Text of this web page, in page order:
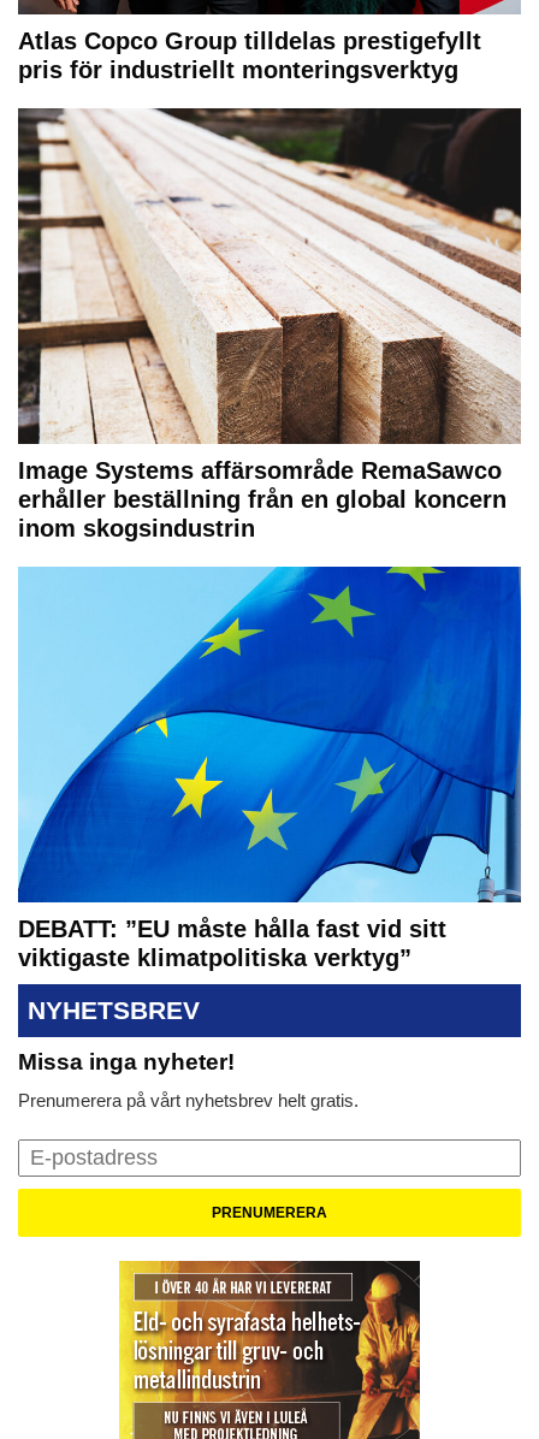
Atlas Copco Group tilldelas prestigefyllt
pris för industriellt monteringsverktyg
Image Systems affärsområde RemaSawco
erhåller beställning från en global koncern
inom skogsindustrin
DEBATT: ”EU måste hålla fast vid sitt
viktigaste klimatpolitiska verktyg”
NYHETSBREV
Missa inga nyheter!
Prenumerera på vårt nyhetsbrev helt gratis.